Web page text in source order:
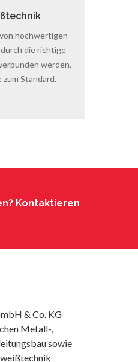
hochwertigen
die richtige
werden,
Standard.
Kontaktieren
& Co. KG
Metall-,
sowie